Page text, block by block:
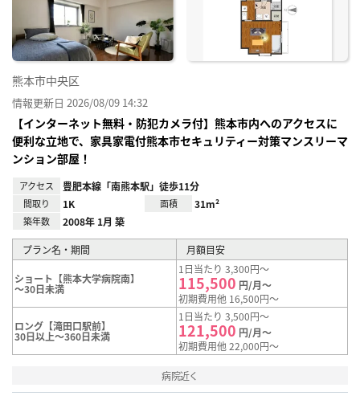
熊本市中央区
情報更新日 2026/08/09 14:32
【インターネット無料・防犯カメラ付】熊本市内へのアクセスに
便利な立地で、家具家電付熊本市セキュリティー対策マンスリーマ
ンション部屋！
アクセス 豊肥本線「南熊本駅」徒歩11分
間取り 1K 面積 31m²
築年数 2008年 1月 築
プラン名・期間 月額目安
ショート【熊本大学病院南】
～30日未満
1日当たり 3,300円～
115,500 円/月～
初期費用他 16,500円～
ロング【滝田口駅前】
30日以上～360日未満
1日当たり 3,500円～
121,500 円/月～
初期費用他 22,000円～
病院近く